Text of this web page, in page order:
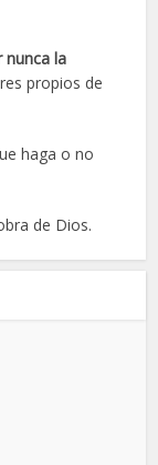
nunca la
propios de
haga o no
de Dios.